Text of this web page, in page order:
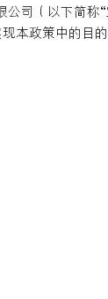
司（以下简
政策中的目